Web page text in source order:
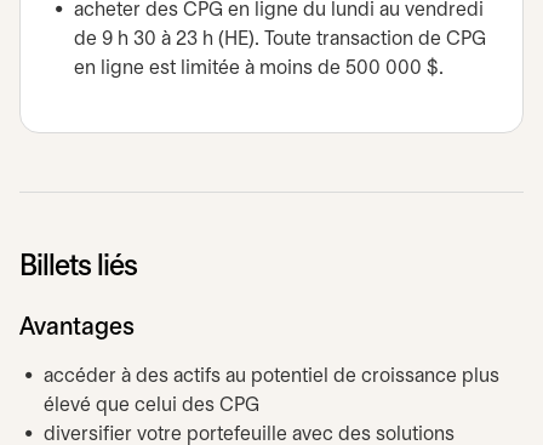
acheter des CPG en ligne du lundi au vendredi
de 9 h 30 à 23 h (HE). Toute transaction de CPG
en ligne est limitée à moins de 500 000 $.
Billets liés
Avantages
accéder à des actifs au potentiel de croissance plus
élevé que celui des CPG
diversifier votre portefeuille avec des solutions